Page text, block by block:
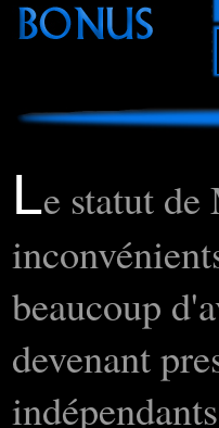
Le statut
beaucoup
devenant